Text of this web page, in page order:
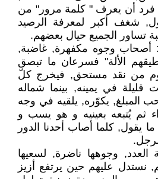
أن يعرف " كلمة مرور" من
شغف أكبر لمعرفة الرصيد
تساور الجميع حيال بعضهم.
أصحاب وجوه مكفهرة, غاضبة,
الألة" فسرعان ما تبصق
من نقد مستحق, فيخرج كلّ
في يمينه, بينما شماله
المبلغ, يكوّره, يلقيه في وجه
ثم يُتبعه بعينيه و هو يسب و
يقول, كلما أصاب أحدنا الدور
العدد, وجوهها ناضرة, لسعيها
نستدل عليهم حين يرتفع أزيز